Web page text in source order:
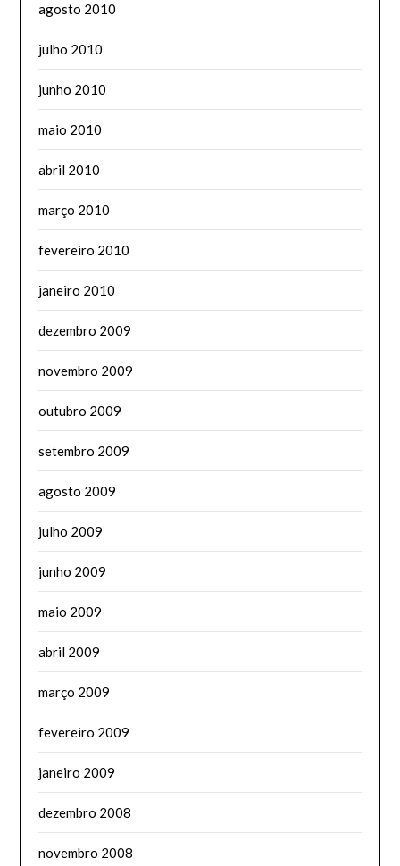
agosto 2010
julho 2010
junho 2010
maio 2010
abril 2010
março 2010
fevereiro 2010
janeiro 2010
dezembro 2009
novembro 2009
outubro 2009
setembro 2009
agosto 2009
julho 2009
junho 2009
maio 2009
abril 2009
março 2009
fevereiro 2009
janeiro 2009
dezembro 2008
novembro 2008